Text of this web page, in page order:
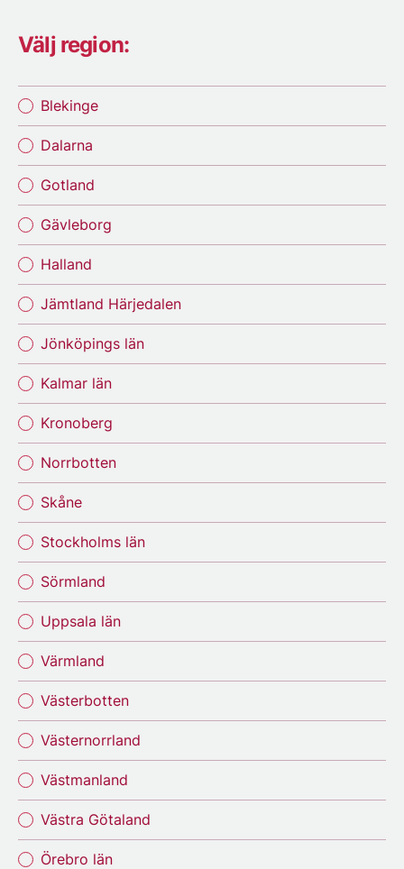
Välj region:
Blekinge
Dalarna
Gotland
Gävleborg
Halland
Jämtland Härjedalen
Jönköpings län
Kalmar län
Kronoberg
Norrbotten
Skåne
Stockholms län
Sörmland
Uppsala län
Värmland
Västerbotten
Västernorrland
Västmanland
Västra Götaland
Örebro län